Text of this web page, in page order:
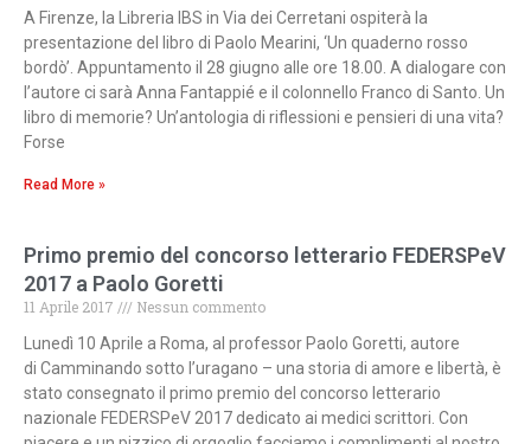
A Firenze, la Libreria IBS in Via dei Cerretani ospiterà la
presentazione del libro di Paolo Mearini, ‘Un quaderno rosso
bordò’. Appuntamento il 28 giugno alle ore 18.00. A dialogare con
l’autore ci sarà Anna Fantappié e il colonnello Franco di Santo. Un
libro di memorie? Un’antologia di riflessioni e pensieri di una vita?
Forse
Read More »
Primo premio del concorso letterario FEDERSPeV
2017 a Paolo Goretti
11 Aprile 2017
Nessun commento
Lunedì 10 Aprile a Roma, al professor Paolo Goretti, autore
di Camminando sotto l’uragano – una storia di amore e libertà, è
stato consegnato il primo premio del concorso letterario
nazionale FEDERSPeV 2017 dedicato ai medici scrittori. Con